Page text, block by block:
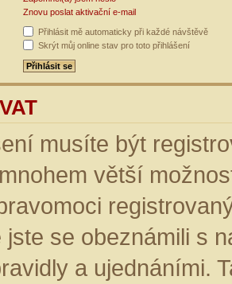
Znovu poslat aktivační e-mail
Přihlásit mě automaticky při každé návštěvě
Skrýt můj online stav pro toto přihlášení
musíte být
větší
jste se obeznámili s
a ujednáními.